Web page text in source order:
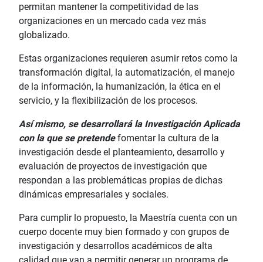
permitan mantener la competitividad de las
organizaciones en un mercado cada vez más
globalizado.
Estas organizaciones requieren asumir retos como la
transformación digital, la automatización, el manejo
de la información, la humanización, la ética en el
servicio, y la flexibilización de los procesos.
Así mismo, se desarrollará la Investigación Aplicada
con la que se pretendefomentar la cultura de la
investigación desde el planteamiento, desarrollo y
evaluación de proyectos de investigación que
respondan a las problemáticas propias de dichas
dinámicas empresariales y sociales.
Para cumplir lo propuesto, la Maestría cuenta con un
cuerpo docente muy bien formado y con grupos de
investigación y desarrollos académicos de alta